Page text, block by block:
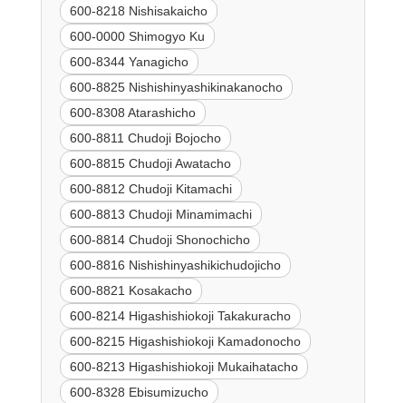
600-8218 Nishisakaicho
600-0000 Shimogyo Ku
600-8344 Yanagicho
600-8825 Nishishinyashikinakanocho
600-8308 Atarashicho
600-8811 Chudoji Bojocho
600-8815 Chudoji Awatacho
600-8812 Chudoji Kitamachi
600-8813 Chudoji Minamimachi
600-8814 Chudoji Shonochicho
600-8816 Nishishinyashikichudojicho
600-8821 Kosakacho
600-8214 Higashishiokoji Takakuracho
600-8215 Higashishiokoji Kamadonocho
600-8213 Higashishiokoji Mukaihatacho
600-8328 Ebisumizucho